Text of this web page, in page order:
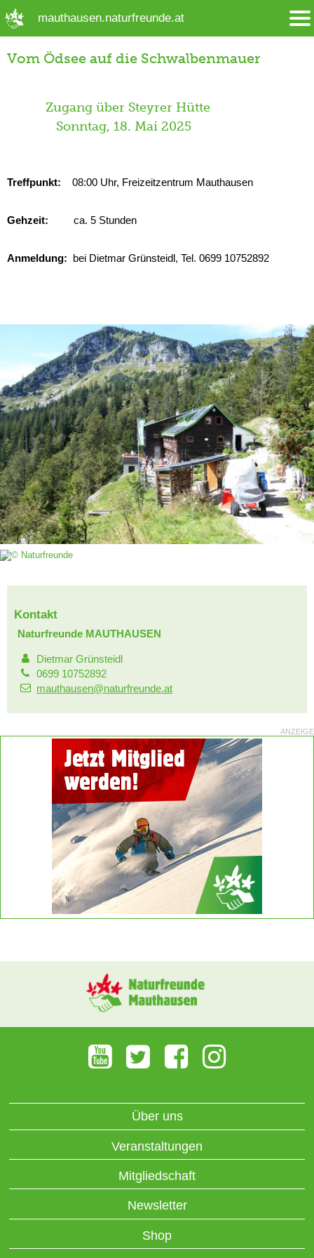
mauthausen.naturfreunde.at
Vom Ödsee auf die Schwalbenmauer
Zugang über Steyrer Hütte
Sonntag, 18. Mai 2025
Treffpunkt: 08:00 Uhr, Freizeitzentrum Mauthausen
Gehzeit: ca. 5 Stunden
Anmeldung: bei Dietmar Grünsteidl, Tel. 0699 10752892
Kontakt
Naturfreunde MAUTHAUSEN
Dietmar Grünsteidl
0699 10752892
mauthausen@naturfreunde.at
ANZEIGE
Über uns
Veranstaltungen
Mitgliedschaft
Newsletter
Shop